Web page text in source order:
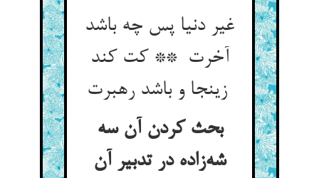
غیر دنیا پس چه باشد
آخرت ** کت کند
زینجا و باشد رهبرت
بحث کردن آن سه
شه‌زاده در تدبیر آن